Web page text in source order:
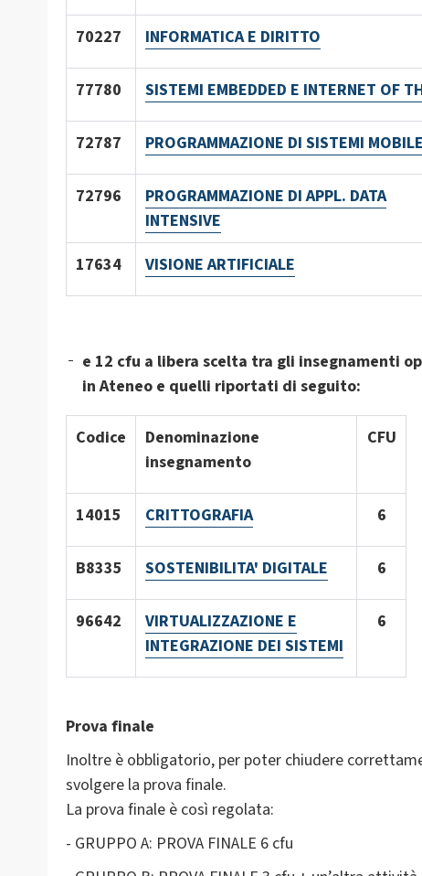
70227 INFORMATICA E DIRITTO
77780 SISTEMI EMBEDDED E INTERNET OF
72787 PROGRAMMAZIONE DI SISTEMI MOBILE
72796 PROGRAMMAZIONE DI APPL. DATA
INTENSIVE
17634 VISIONE ARTIFICIALE
e 12 cfu a libera scelta tra gli insegnamenti
in Ateneo e quelli riportati di seguito:
Codice
Denominazione
insegnamento
CFU
14015 CRITTOGRAFIA 6
B8335 SOSTENIBILITA' DIGITALE 6
96642
VIRTUALIZZAZIONE E
INTEGRAZIONE DEI SISTEMI
6
Prova finale
Inoltre è obbligatorio, per poter chiudere
svolgere la prova finale.
La prova finale è così regolata:
- GRUPPO A: PROVA FINALE 6 cfu